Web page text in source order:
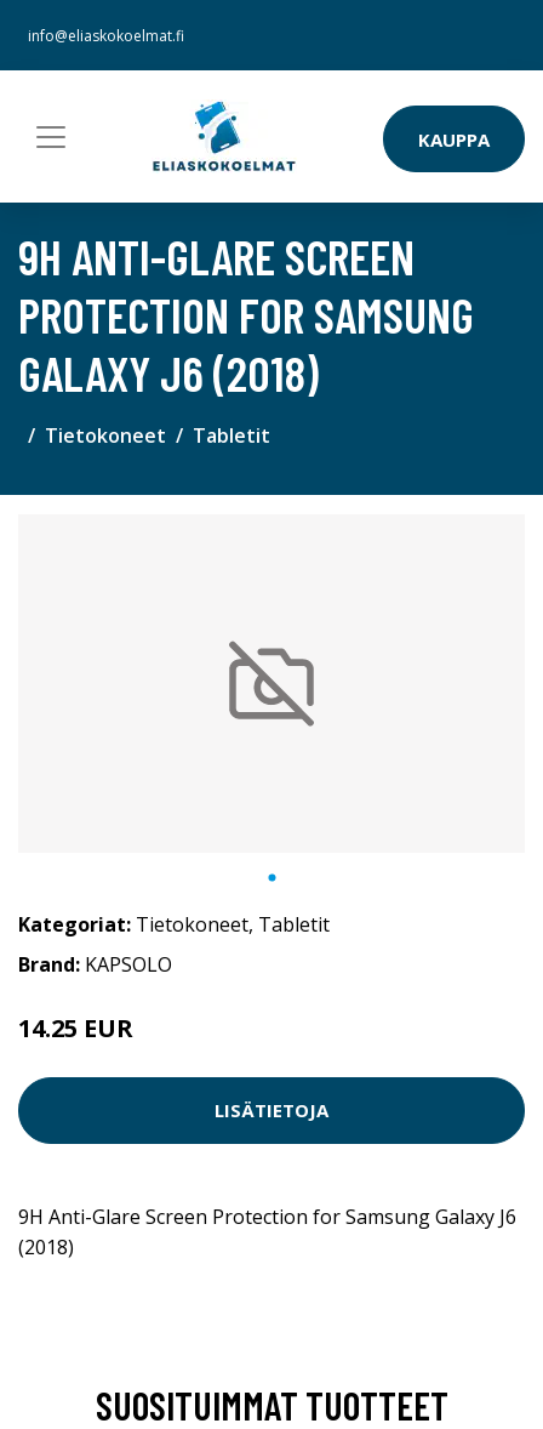
info@eliaskokoelmat.fi
KAUPPA
9H ANTI-GLARE SCREEN
PROTECTION FOR SAMSUNG
GALAXY J6 (2018)
Tietokoneet Tabletit
Kategoriat: Tietokoneet, Tabletit
Brand: KAPSOLO
14.25 EUR
LISÄTIETOJA
9H Anti-Glare Screen Protection for Samsung Galaxy J6
(2018)
SUOSITUIMMAT TUOTTEET